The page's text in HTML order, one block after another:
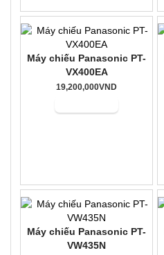
Máy chiếu Panasonic PT-
VX400EA
19,200,000VND
Máy chiếu Panasonic PT-
VW435N